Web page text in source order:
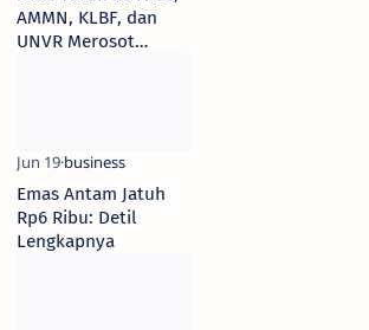
AMMN, KLBF, dan
UNVR Merosot
Emas Antam Jatuh
Rp6 Ribu: Detil
Lengkapnya